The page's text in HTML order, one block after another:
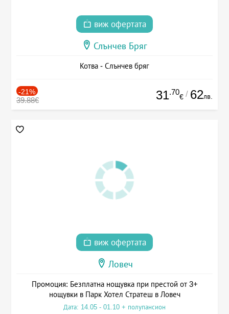
виж офертата
Слънчев Бряг
Котва - Слънчев бряг
-21%
39.88€ 31.70
€ / 62лв.
виж офертата
Ловеч
Промоция: Безплатна нощувка при престой от 3+
нощувки в Парк Хотел Стратеш в Ловеч
Дата: 14.05 - 01.10 + полупансион